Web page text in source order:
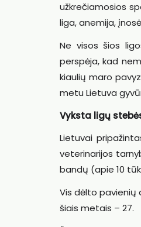
užkrečiamosios
liga, anemija,
Ne visos šios
perspėja, kad
kiaulių maro
metu Lietuva
Vyksta ligų
Lietuvai
veterinarijos
bandų (apie 10
Vis dėlto pavienių
šiais metais – 27.